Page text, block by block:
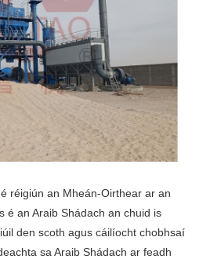
réigiún an Mheán-Oirthear ar an
é an Araib Shádach an chuid is
den scoth agus cáilíocht chobhsaí
sa Araib Shádach ar feadh